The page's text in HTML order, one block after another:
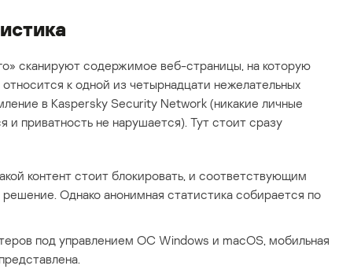
сканируют содержимое веб-страницы, на которую
к одной из четырнадцати нежелательных
в Kaspersky Security Network (никакие личные
и приватность не нарушается). Тут стоит сразу
контент стоит блокировать, и соответствующим
Однако анонимная статистика собирается по
под управлением ОС Windows и macOS, мобильная